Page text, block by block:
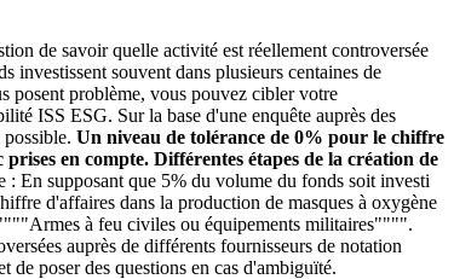
de savoir quelle activité est réellement controversée
investissent souvent dans plusieurs centaines de
posent problème, vous pouvez cibler votre
ISS ESG. Sur la base d'une enquête auprès des
Un niveau de tolérance de 0% pour le chiffre
en compte. Différentes étapes de la création de
: En supposant que 5% du volume du fonds soit investi
d'affaires dans la production de masques à oxygène
à feu civiles ou équipements militaires"""".
auprès de différents fournisseurs de notation
de poser des questions en cas d'ambiguïté.